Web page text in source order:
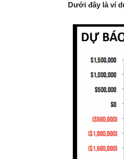
Dưới đây là ví